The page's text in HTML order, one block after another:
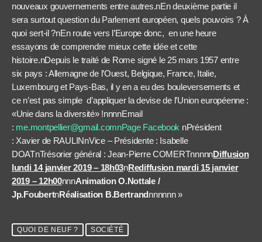
nouveaux gouvernements entre autres.nEn deuxième partie il
sera surtout question du Parlement européen, quels pouvoirs ? À
quoi sert-il ?nEn route vers l’Europe donc, en une heure
essayons de comprendre mieux cette idée et cette
histoire.nDepuis le traité de Rome signé le 25 mars 1957 entre
six pays : Allemagne de l’Ouest, Belgique, France, Italie,
Luxembourg et Pays-Bas, il y en a eu des bouleversements et
ce n’est pas simple d’appliquer la devise de l’Union européenne :
«Unie dans la diversité» !nnnnEmail
: me.montpellier@gmail.comnPage Facebook nPrésident
: Xavier de RAULINnVice – Présidente : Isabelle
DOATnTrésorier général : Jean-Pierre COMERTnnnnnDiffusion
lundi 14 janvier 2019 – 18h03nRediffusion mardi 15 janvier
2019 – 12h00nnnAnimation O.Nottale /
Jp.FoubertnRéalisation B.Bertrandnnnnnn »
QUOI DE NEUF ? SOCIÉTÉ